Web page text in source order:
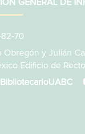
70
Obregón y Julián
Edificio de